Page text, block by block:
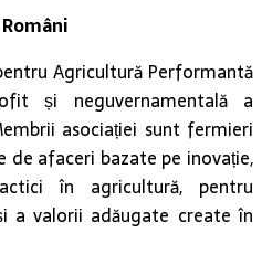
Agricultură Performantă
și neguvernamentală a
asociației sunt fermieri
afaceri bazate pe inovație,
în agricultură, pentru
a valorii adăugate create în